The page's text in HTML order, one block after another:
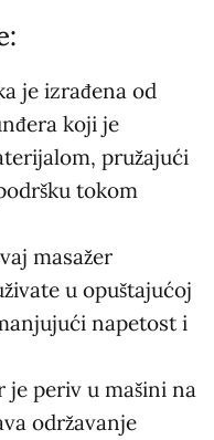
je izrađena od
koji je
pružajući
tokom
masažer
u opuštajućoj
napetost i
je periv u mašini na
održavanje